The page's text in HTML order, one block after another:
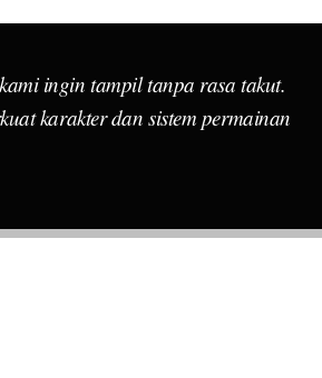
ingin tampil tanpa rasa takut.
karakter dan sistem permainan